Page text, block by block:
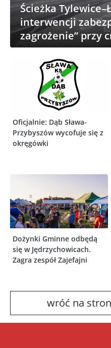
Ścieżka
interwencji
zagrożenie” przy
Oficjalnie: Dąb Sława-
Przybyszów wycofuje się z
okręgówki
Dożynki Gminne odbędą
się w Jędrzychowicach.
Zagra zespół Zajefajni
wróć na